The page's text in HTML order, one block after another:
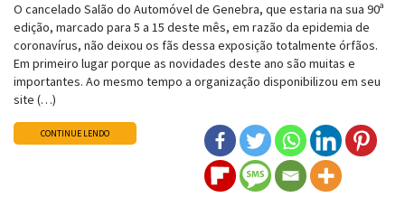
O cancelado Salão do Automóvel de Genebra, que estaria na sua 90ª
edição, marcado para 5 a 15 deste mês, em razão da epidemia de
coronavírus, não deixou os fãs dessa exposição totalmente órfãos.
Em primeiro lugar porque as novidades deste ano são muitas e
importantes. Ao mesmo tempo a organização disponibilizou em seu
site (…)
CONTINUE LENDO